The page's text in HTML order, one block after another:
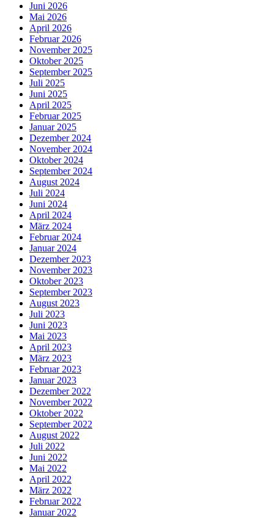
Juni 2026
Mai 2026
April 2026
Februar 2026
November 2025
Oktober 2025
September 2025
Juli 2025
Juni 2025
April 2025
Februar 2025
Januar 2025
Dezember 2024
November 2024
Oktober 2024
September 2024
August 2024
Juli 2024
Juni 2024
April 2024
März 2024
Februar 2024
Januar 2024
Dezember 2023
November 2023
Oktober 2023
September 2023
August 2023
Juli 2023
Juni 2023
Mai 2023
April 2023
März 2023
Februar 2023
Januar 2023
Dezember 2022
November 2022
Oktober 2022
September 2022
August 2022
Juli 2022
Juni 2022
Mai 2022
April 2022
März 2022
Februar 2022
Januar 2022